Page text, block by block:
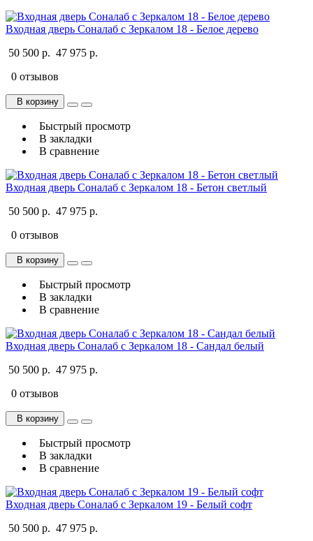
Входная дверь Соналаб с Зеркалом 18 - Белое дерево
50 500 р. 47 975 р.
0 отзывов
В корзину
Быстрый просмотр
В закладки
В сравнение
Входная дверь Соналаб с Зеркалом 18 - Бетон светлый
50 500 р. 47 975 р.
0 отзывов
В корзину
Быстрый просмотр
В закладки
В сравнение
Входная дверь Соналаб с Зеркалом 18 - Сандал белый
50 500 р. 47 975 р.
0 отзывов
В корзину
Быстрый просмотр
В закладки
В сравнение
Входная дверь Соналаб с Зеркалом 19 - Белый софт
50 500 р. 47 975 р.